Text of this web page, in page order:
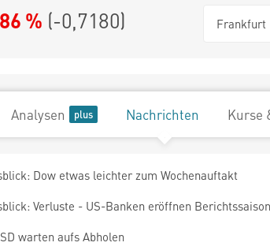
% (-0,7180) Frankfurt
Analysen Nachrichten Kurse
Dow etwas leichter zum Wochenauftakt
Verluste - US-Banken eröffnen Berichtssaison
warten aufs Abholen